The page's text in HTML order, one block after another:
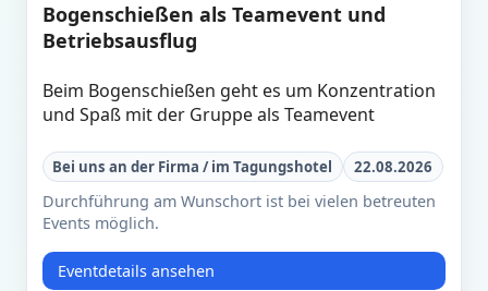
Bogenschießen als Teamevent und
Betriebsausflug
Beim Bogenschießen geht es um Konzentration
und Spaß mit der Gruppe als Teamevent
Bei uns an der Firma / im Tagungshotel 22.08.2026
Durchführung am Wunschort ist bei vielen betreuten
Events möglich.
Eventdetails ansehen